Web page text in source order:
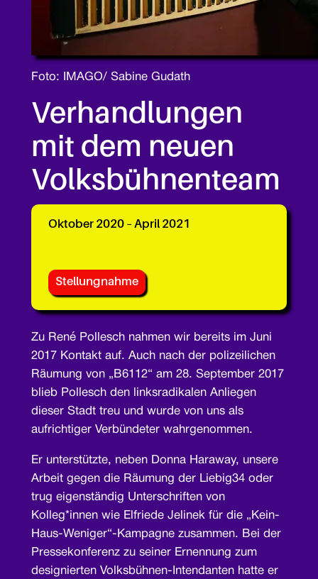
Foto: IMAGO/ Sabine Gudath
Verhandlungen
mit dem neuen
Volksbühnenteam
Oktober 2020 – April 2021
Stellungnahme
Zu René Pollesch nahmen wir bereits im Juni
2017 Kontakt auf. Auch nach der polizeilichen
Räumung von „B6112“ am 28. September 2017
blieb Pollesch den linksradikalen Anliegen
dieser Stadt treu und wurde von uns als
aufrichtiger Verbündeter wahrgenommen.
Er unterstützte, neben Donna Haraway, unsere
Arbeit gegen die Räumung der Liebig34 oder
trug eigenständig Unterschriften von
Kolleg*innen wie Elfriede Jelinek für die „Kein-
Haus-Weniger“-Kampagne zusammen. Bei der
Pressekonferenz zu seiner Ernennung zum
designierten Volksbühnen-Intendanten hatte er